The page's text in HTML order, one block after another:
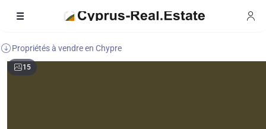
Propriétés à vendre en Chypre
15